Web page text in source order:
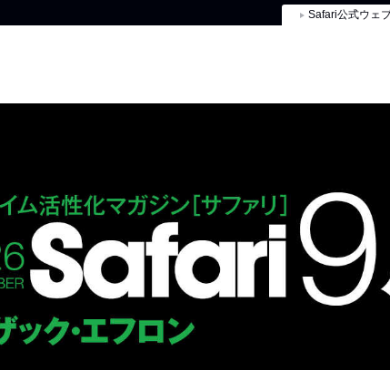
Safari公式ウェ